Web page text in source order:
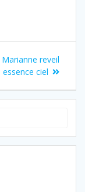
Marianne reveil
essence ciel